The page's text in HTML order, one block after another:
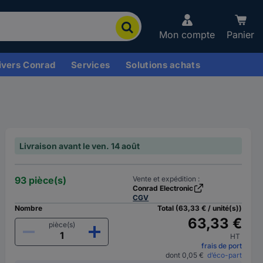
Mon compte Panier
Conrad Services Solutions achats
Livraison avant le ven. 14 août
93 pièce(s)
Vente et expédition :
Conrad Electronic
CGV
Nombre
pièce(s)
Total (63,33 € / unité(s))
63,33 €
HT
frais de port
dont 0,05 € d’éco-part